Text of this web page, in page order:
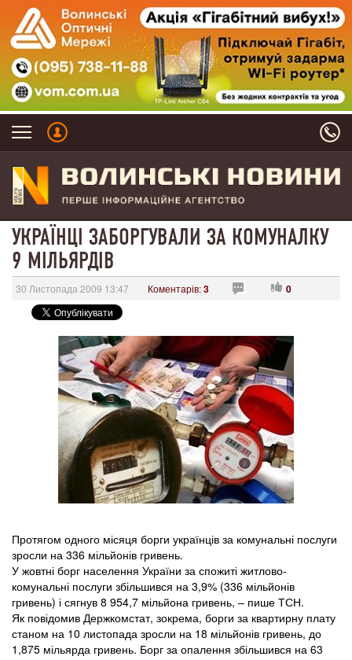
УКРАЇНЦІ ЗАБОРГУВАЛИ ЗА КОМУНАЛКУ
9 МІЛЬЯРДІВ
30 Листопада 2009 13:47 Коментарів:3 0
Протягом одного місяця борги українців за комунальні послуги
зросли на 336 мільйонів гривень.
У жовтні борг населення України за спожиті житлово-
комунальні послуги збільшився на 3,9% (336 мільйонів
гривень) і сягнув 8 954,7 мільйона гривень, – пише ТСН.
Як повідомив Держкомстат, зокрема, борги за квартирну плату
станом на 10 листопада зросли на 18 мільйонів гривень, до
1,875 мільярда гривень. Борг за опалення збільшився на 63